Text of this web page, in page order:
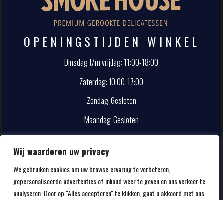
Wij waarderen uw privacy
We gebruiken cookies om uw browse-ervaring te verbeteren,
gepersonaliseerde advertenties of inhoud weer te geven en ons verkeer te
analyseren. Door op "Alles accepteren" te klikken, gaat u akkoord met ons
OPENINGSTIJDEN WINKEL
Dinsdag t/m vrijdag: 11:00-18:00
Zaterdag: 10:00-17:00
Zondag: Gesloten
Maandag: Gesloten
CONTACT
info@smokehouse.nl
020-5857107